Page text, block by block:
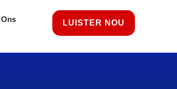
LUISTER NOU